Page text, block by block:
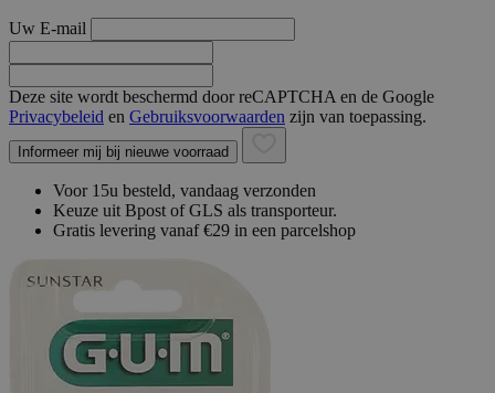
Uw E-mail
Deze site wordt beschermd door reCAPTCHA en de Google
Privacybeleid en Gebruiksvoorwaarden zijn van toepassing.
Informeer mij bij nieuwe voorraad
Voor 15u besteld, vandaag verzonden
Keuze uit Bpost of GLS als transporteur.
Gratis levering vanaf €29 in een parcelshop